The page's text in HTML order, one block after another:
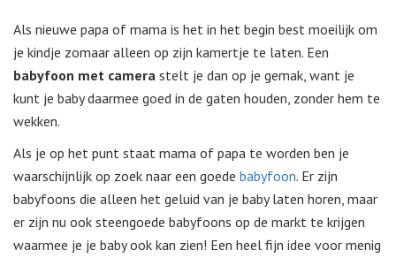
Als nieuwe papa of mama is het in het begin best moeilijk om
je kindje zomaar alleen op zijn kamertje te laten. Een
babyfoon met camera stelt je dan op je gemak, want je
kunt je baby daarmee goed in de gaten houden, zonder hem te
wekken.
Als je op het punt staat mama of papa te worden ben je
waarschijnlijk op zoek naar een goede babyfoon. Er zijn
babyfoons die alleen het geluid van je baby laten horen, maar
er zijn nu ook steengoede babyfoons op de markt te krijgen
waarmee je je baby ook kan zien! Een heel fijn idee voor menig